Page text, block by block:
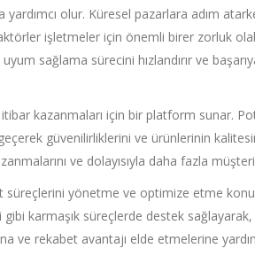
olur. Küresel pazarlara adım
işletmeler için önemli birer zorluk
sağlama sürecini hızlandırır ve
kazanmaları için bir platform sunar.
güvenilirliklerini ve ürünlerinin
ve dolayısıyla daha fazla
yönetme ve optimize etme
karmaşık süreçlerde destek
ve rekabet avantajı elde etmelerine